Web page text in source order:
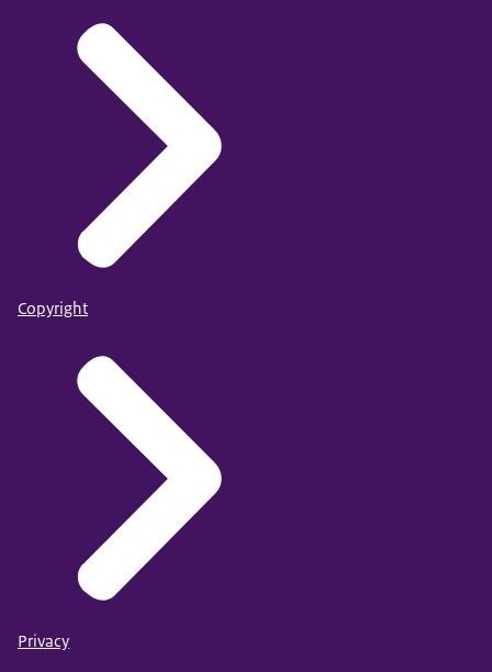
Education Statistics
Bron: EAG 2024, tabel C2.1
Beschikbaar: 10 september 2024
Publicatiedatum: 10 september 2024
Copyright
Privacy